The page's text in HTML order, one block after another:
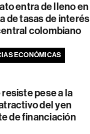
entra de lleno en
de tasas de interés
colombiano
ECONÓMICAS
pese a la
del yen
de financiación